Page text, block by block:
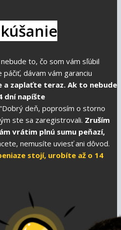
to, čo som vám sľúbil
dávam vám garanciu
a zaplaťte teraz. Ak to nebude
dní napíšte
deň, poprosím o storno
ste sa zaregistrovali. Zruším
vrátim plnú sumu peňazí,
nemusíte uviesť ani dôvod.
stojí, urobíte až o 14